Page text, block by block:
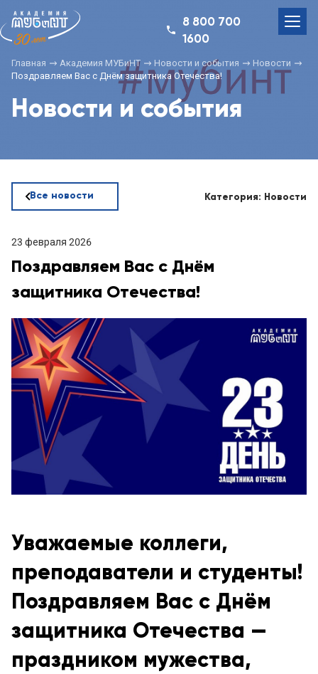
8 800 700
1600
Главная Академия МУБиНТ Новости и события
Новости
Поздравляем Вас с Днём защитника Отечества!
Новости и события
Все новости Категория: Новости
23 февраля 2026
Поздравляем Вас с Днём
защитника Отечества!
Уважаемые коллеги,
преподаватели и студенты!
Поздравляем Вас с Днём
защитника Отечества —
праздником мужества,